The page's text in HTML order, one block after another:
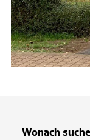
Wonach